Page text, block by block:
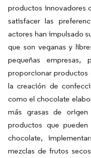
productos innovadores
satisfacer las
actores han impulsado
que son veganas y
pequeñas
proporcionar productos
la creación de
como el chocolate
más grasas de
productos que
chocolate,
mezclas de frutos